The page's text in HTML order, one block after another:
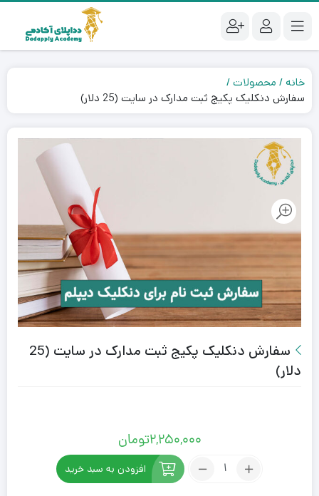
خانه
محصولات
سفارش دنکلیک پکیج ثبت مدارک در سایت (25 دلار)
سفارش دنکلیک پکیج ثبت مدارک در سایت (25
دلار)
2,250,000تومان
افزودن به سبد خرید